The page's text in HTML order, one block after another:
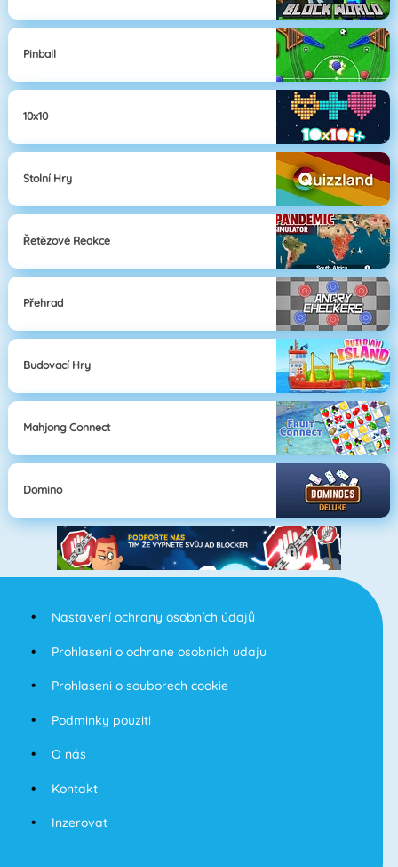
Pinball
10x10
Stolní Hry
Řetězové Reakce
Přehrad
Budovací Hry
Mahjong Connect
Domino
Nastavení ochrany osobních údajů
Prohlaseni o ochrane osobnich udaju
Prohlaseni o souborech cookie
Podminky pouziti
O nás
Kontakt
Inzerovat